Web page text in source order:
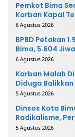
Pemkot Bima
Korban Kapal
6 Agustus 2026
BPBD Petakan
Bima, 5.604
6 Agustus 2026
Korban Malah
Diduga
5 Agustus 2026
Dinsos Kota
Radikalisme,
5 Agustus 2026